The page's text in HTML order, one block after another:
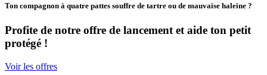
Ton compagnon à quatre pattes souffre de tartre ou de mauvaise haleine ?
Profite de notre offre de lancement et aide ton petit
protégé !
Voir les offres